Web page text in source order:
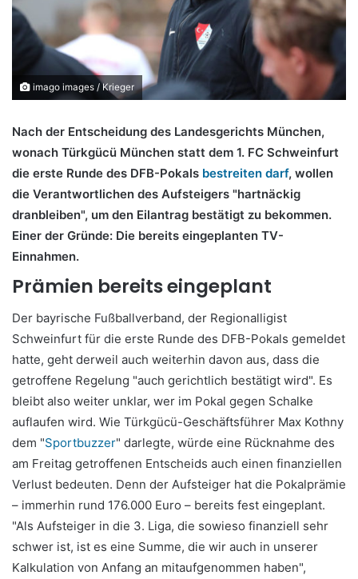
imago images / Krieger
Nach der Entscheidung des Landesgerichts München,
wonach Türkgücü München statt dem 1. FC Schweinfurt
die erste Runde des DFB-Pokals bestreiten darf, wollen
die Verantwortlichen des Aufsteigers "hartnäckig
dranbleiben", um den Eilantrag bestätigt zu bekommen.
Einer der Gründe: Die bereits eingeplanten TV-
Einnahmen.
Prämien bereits eingeplant
Der bayrische Fußballverband, der Regionalligist
Schweinfurt für die erste Runde des DFB-Pokals gemeldet
hatte, geht derweil auch weiterhin davon aus, dass die
getroffene Regelung "auch gerichtlich bestätigt wird". Es
bleibt also weiter unklar, wer im Pokal gegen Schalke
auflaufen wird. Wie Türkgücü-Geschäftsführer Max Kothny
dem "Sportbuzzer" darlegte, würde eine Rücknahme des
am Freitag getroffenen Entscheids auch einen finanziellen
Verlust bedeuten. Denn der Aufsteiger hat die Pokalprämie
– immerhin rund 176.000 Euro – bereits fest eingeplant.
"Als Aufsteiger in die 3. Liga, die sowieso finanziell sehr
schwer ist, ist es eine Summe, die wir auch in unserer
Kalkulation von Anfang an mitaufgenommen haben",